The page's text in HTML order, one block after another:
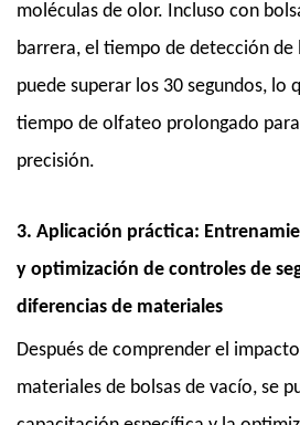
moléculas de olor. Incluso con
barrera, el tiempo de detección de
puede superar los 30 segundos, lo
tiempo de olfateo prolongado
precisión.
3. Aplicación práctica:
y optimización de controles de
diferencias de materiales
Después de comprender el
materiales de bolsas de vacío, se